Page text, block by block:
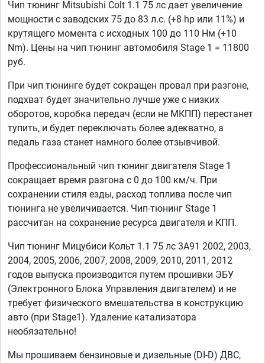
Чип тюнинг Mitsubishi Colt 1.1 75 лс дает увеличение
мощности с заводских 75 до 83 л.с. (+8 hp или 11%) и
крутящего момента с исходных 100 до 110 Нм (+10
Nm). Цены на чип тюнинг автомобиля Stage 1 = 11800
руб.
При чип тюнинге будет сокращен провал при разгоне,
подхват будет значительно лучше уже с низких
оборотов, коробка передач (если не МКПП) перестанет
тупить, и будет переключать более адекватно, а
педаль газа станет намного более отзывчивой.
Профессиональный чип тюнинг двигателя Stage 1
сокращает время разгона с 0 до 100 км/ч. При
сохранении стиля езды, расход топлива после чип
тюнинга не увеличивается. Чип-тюнинг Stage 1
рассчитан на сохранение ресурса двигателя и КПП.
Чип тюнинг Мицубиси Кольт 1.1 75 лс 3A91 2002, 2003,
2004, 2005, 2006, 2007, 2008, 2009, 2010, 2011, 2012
годов выпуска производится путем прошивки ЭБУ
(Электронного Блока Управления двигателем) и не
требует физического вмешательства в конструкцию
авто (при Stage1). Удаление катализатора
необязательно!
Мы прошиваем бензиновые и дизельные (DI-D) ДВС,